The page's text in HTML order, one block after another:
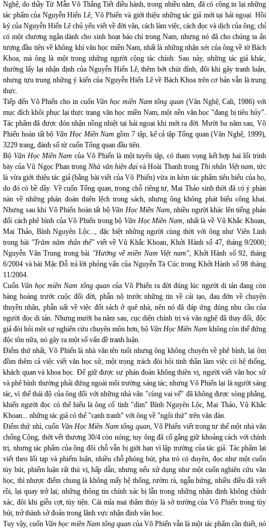
Nghệ, do thầy Từ Mẫn Võ Thắng Tiết điều hành, trong nhiều năm, đã có công in lại những
tác phẩm của Nguyễn Hiến Lê, Võ Phiến và giới thiệu những tác giả mới tại hải ngoại. Hồi
ký của Nguyễn Hiến Lê chủ yếu viết về đời văn, cách làm việc, cách đọc và dịch của ông; chỉ
có một chương ngắn dành cho sinh hoạt báo chí trong Nam, nhưng nó đã cho chúng ta ấn
tượng đầu tiên về không khí văn học miền Nam, nhất là những nhận xét của ông về tờ Bách
Khoa, mà ông là một trong những người cộng tác chính. Sau này, những tác giả khác,
thường lấy lại nhận định của Nguyễn Hiến Lê, thêm bớt chút đỉnh, đôi khi gây tranh luận,
nhưng tựu trung những ý kiến của Nguyễn Hiến Lê về Bách Khoa trên cơ bản vẫn là trung
thực.
Tiếp đến Võ Phiến cho in cuốnVăn học miền Nam tổng quan (Văn Nghệ, Cali, 1986) với
mục đích khôi phục lại thực trạng văn học miền Nam, một nền văn học "đang bị tiêu hủy".
Tác phẩm đã được đón nhận nồng nhiệt tại hải ngoại khi mới ra đời. Mười ba năm sau, Võ
Phiến hoàn tất bộVăn Học Miền Nam gồm 7 tập, kể cả tập Tổng quan (Văn Nghệ, 1999),
3229 trang, đánh số từ cuốn Tổng quan đầu tiên.
Bộ Văn Học Miền Nam của Võ Phiến là một tuyển tập, có tham vọng kết hợp hai lối trình
bày của Vũ Ngọc Phan trongNhà văn hiện đại và Hoài Thanh trongThi nhân Việt nam, tức
là vừa giới thiệu tác giả (bằng bài viết của Võ Phiến) vừa in kèm tác phẩm tiêu biểu của họ,
do đó có bề dầy. Về cuốn Tổng quan, trong chỗ riêng tư, Mai Thảo sinh thời đã có ý phàn
nàn về những phán đoán thiên lệch trong sách, nhưng ông không phát biểu công khai.
Nhưng sau khi Võ Phiến hoàn tất bộVăn Học Miền Nam, nhiều người khác lên tiếng phản
đối cách phê bình của Võ Phiến trong bộ Văn Học Miền Nam, nhất là về Vũ Khắc Khoan,
Mai Thảo, Bình Nguyên Lộc..., đặc biệt những người cùng thời với ông như Viên Linh
trong bài "Trăm năm thân thế"viết về Vũ Khắc Khoan, Khởi Hành số 47, tháng 9/2000;
Nguyễn Văn Trung trong bài "Hướng về miền Nam Việt nam", Khởi Hành số 92, tháng
6/2004 và bài Mặc Đỗ trả lời phỏng vấn của Nguyễn Tà Cúc trong Khởi Hành số 98 tháng
11/2004.
CuốnVăn học miền Nam tổng quancủa Võ Phiến ra đời đúng lúc người di tản đang còn
bàng hoàng trước cuộc đổi đời, phẫn nộ trước những tin về cải tạo, đau đớn về chuyện
thuyền nhân, phẫn uất về việc đốt sách ở quê nhà, nên nó đã đáp ứng đúng nhu cầu của
người đọc di tản. Nhưng mười ba năm sau, cục diện chính trị và văn nghệ đã thay đổi, độc
giả đòi hỏi một sự nghiên cứu chuyên môn hơn, bộ Văn Học Miền Nam không còn thế đứng
độc tôn nữa, nó gây ra một số vấn đề tranh luận.
Điểm thứ nhất, Võ Phiến là nhà văn tên tuổi nhưng ông không chuyên về phê bình, lại ôm
đồm thêm cả việc viết văn học sử, một trọng trách đòi hỏi tinh thần làm việc có hệ thống,
khách quan và khoa học. Để giữ được sự phán đoán không thiên vị, người viết văn học sử
và phê bình thường phải đứng ngoài môi trường sáng tác; nhưng Võ Phiến lại là người sáng
tác, vì thế thái độ của ông đối với những nhà văn "cùng vai vế" đã không được sòng phẳng,
khiến người đọc có thể hiểu là ông cố tình "dìm" Bình Nguyên Lộc, Mai Thảo, Vũ Khắc
Khoan... những tác giả có thể "cạnh tranh" với ông về "ngôi thứ" trên văn đàn.
Điểm thứ nhì, cuốn Văn Học Miền Nam tổng quan, Võ Phiến viết trong tư thế một nhà văn
chống Cộng, thời vết thương 30/4 còn nóng; tuy ông đã cố gắng giữ khoảng cách với chính
trị, nhưng tác phẩm của ông đôi chỗ vẫn bị giới hạn vì lập trường của tác giả. Tác phẩm lại
viết theo lối tạp và phiếm luận, nhiều chỗ phóng bút, pha trò có duyên, đọc như một cuốn
tùy bút, phiếm luận rất thú vị, hấp dẫn; nhưng nếu xử dụng như một cuốn nghiên cứu văn
học, thì nhược điểm chung là không mấy hệ thống, rườm rà, ngẫu hứng, nhiều điều đã viết
rồi, lại quay trở lại; những thông tin chính xác bị lẫn trong những nhận định không chính
xác, đôi khi giễu cợt, tùy tiện. Cái mỉa mai thâm thúy là sở trường của Võ Phiến trong tùy
bút, trở thành sở đoản trong lãnh vực nhận định văn học.
Tuy vậy, cuốnVăn học miền Nam tổng quancủa Võ Phiến vẫn là một tác phẩm cần thiết, nó